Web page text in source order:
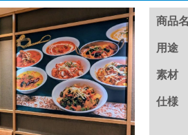
商品
用途
素材
仕様